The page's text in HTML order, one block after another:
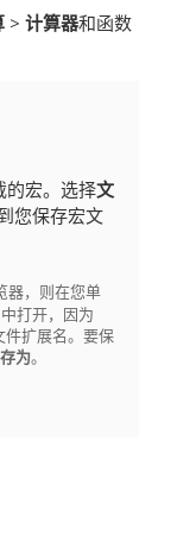
> 计算器和函数
的宏。选择文
您保存宏文
器，则在您单
打开，因为
扩展名。要保
为。